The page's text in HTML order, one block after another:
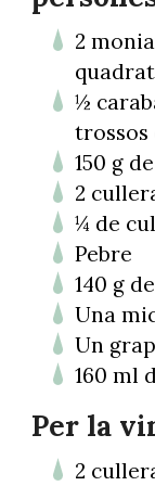
2
½
trossos
150 g
2
¼ de
Pebre
140 g
Una
Un
160 ml
Per la
2